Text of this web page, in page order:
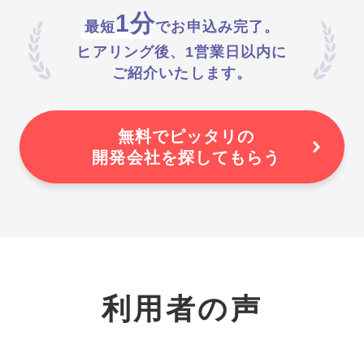
最短1分でお申込み完了。
ヒアリング後、1営業日以内に
ご紹介いたします。
無料でピッタリの
開発会社を探してもらう
利用者の声